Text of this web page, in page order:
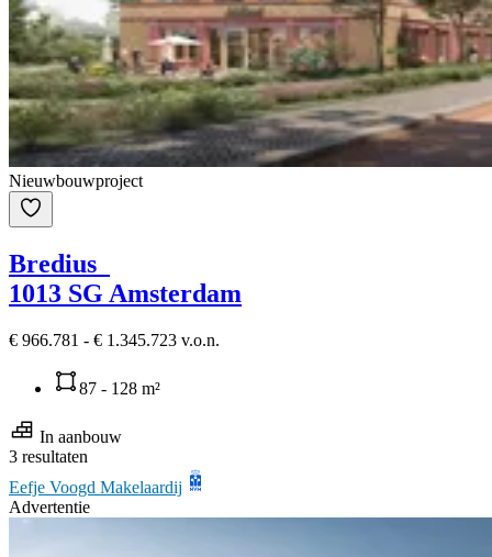
Nieuwbouwproject
Bredius
1013 SG Amsterdam
€ 966.781 - € 1.345.723 v.o.n.
87 - 128 m²
In aanbouw
3 resultaten
Eefje Voogd Makelaardij
Advertentie